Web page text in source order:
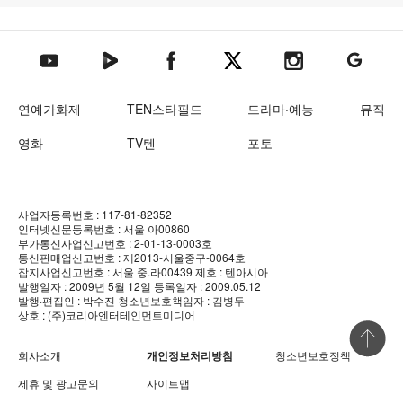
텐아시아 유튜브텐아시아 네이버TV텐아시아 페이스북텐아시아 엑스텐아시아 인스타그램
텐아시아
연예가화제 TEN스타필드 드라마·예능
뮤직
영화
TV텐 포토
사업자등록번호 : 117-81-82352
인터넷신문등록번호 : 서울 아00860
부가통신사업신고번호 : 2-01-13-0003호
통신판매업신고번호 : 제2013-서울중구-0064호
잡지사업신고번호 : 서울 중.라00439 제호 : 텐아시아
발행일자 : 2009년 5월 12일 등록일자 : 2009.05.12
발행·편집인 : 박수진 청소년보호책임자 : 김병두
상호 : (주)코리아엔터테인먼트미디어
회사소개 개인정보처리방침
청소년보호정책
제휴 및 광고문의
사이트맵
상단 바로